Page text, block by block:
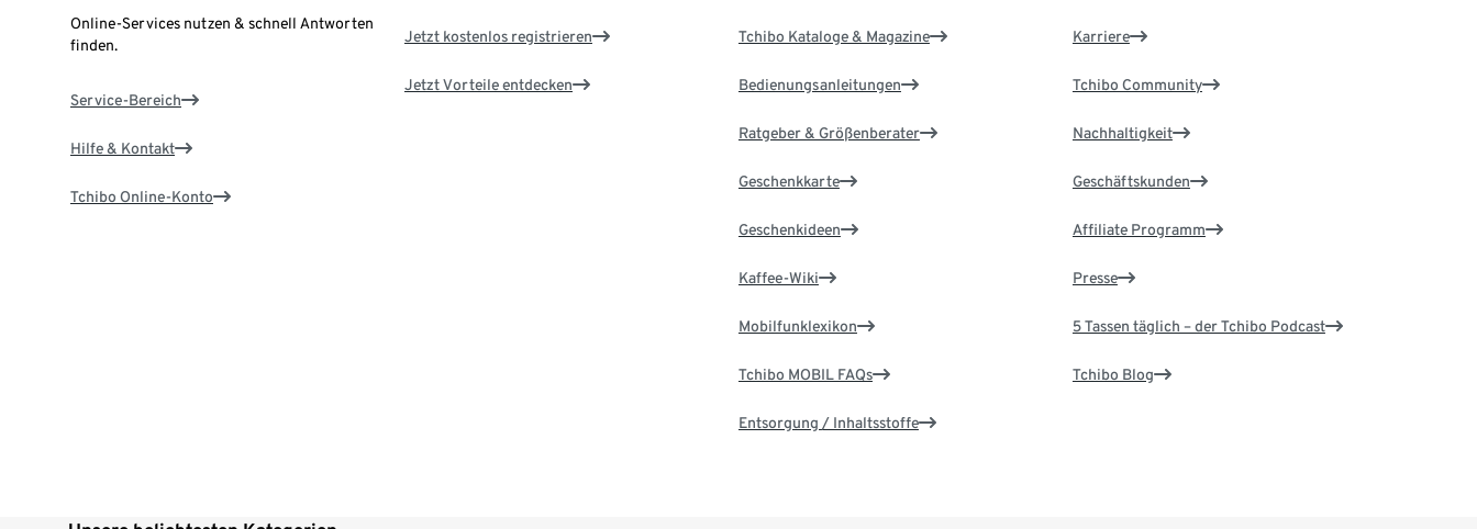
Online-Services nutzen & schnell Antworten
finden.
Service-Bereich
Hilfe & Kontakt
Tchibo Online-Konto
Jetzt kostenlos registrieren
Jetzt Vorteile entdecken
Tchibo Kataloge & Magazine
Bedienungsanleitungen
Ratgeber & Größenberater
Geschenkkarte
Geschenkideen
Kaffee-Wiki
Mobilfunklexikon
Tchibo MOBIL FAQs
Entsorgung / Inhaltsstoffe
Karriere
Tchibo Community
Nachhaltigkeit
Geschäftskunden
Affiliate Programm
Presse
5 Tassen täglich – der Tchibo Podcast
Tchibo Blog